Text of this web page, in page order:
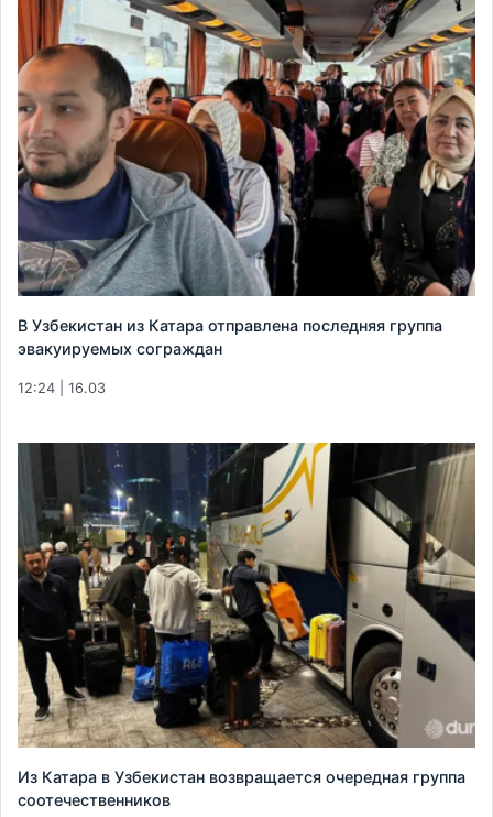
В Узбекистан из Катара отправлена последняя группа
эвакуируемых сограждан
12:24 | 16.03
Из Катара в Узбекистан возвращается очередная группа
соотечественников